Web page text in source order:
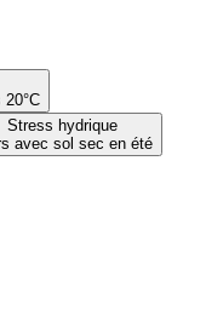
Stress hydrique
avec sol sec en été